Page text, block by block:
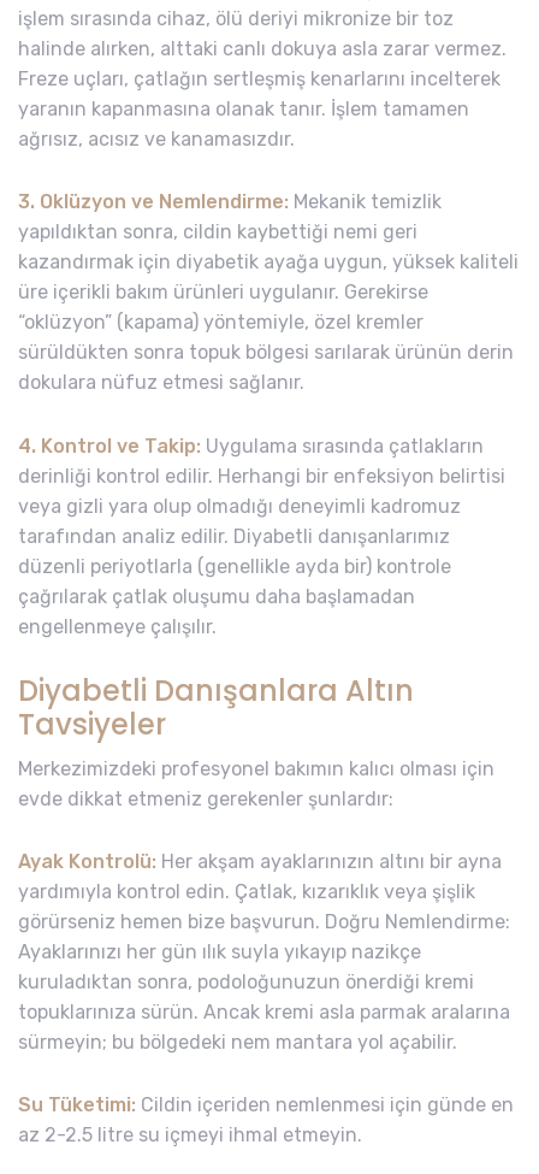
işlem sırasında cihaz, ölü deriyi mikronize bir toz
halinde alırken, alttaki canlı dokuya asla zarar vermez.
Freze uçları, çatlağın sertleşmiş kenarlarını incelterek
yaranın kapanmasına olanak tanır. İşlem tamamen
ağrısız, acısız ve kanamasızdır.
3. Oklüzyon ve Nemlendirme: Mekanik temizlik
yapıldıktan sonra, cildin kaybettiği nemi geri
kazandırmak için diyabetik ayağa uygun, yüksek kaliteli
üre içerikli bakım ürünleri uygulanır. Gerekirse
“oklüzyon” (kapama) yöntemiyle, özel kremler
sürüldükten sonra topuk bölgesi sarılarak ürünün derin
dokulara nüfuz etmesi sağlanır.
4. Kontrol ve Takip: Uygulama sırasında çatlakların
derinliği kontrol edilir. Herhangi bir enfeksiyon belirtisi
veya gizli yara olup olmadığı deneyimli kadromuz
tarafından analiz edilir. Diyabetli danışanlarımız
düzenli periyotlarla (genellikle ayda bir) kontrole
çağrılarak çatlak oluşumu daha başlamadan
engellenmeye çalışılır.
Diyabetli Danışanlara Altın
Tavsiyeler
Merkezimizdeki profesyonel bakımın kalıcı olması için
evde dikkat etmeniz gerekenler şunlardır:
Ayak Kontrolü: Her akşam ayaklarınızın altını bir ayna
yardımıyla kontrol edin. Çatlak, kızarıklık veya şişlik
görürseniz hemen bize başvurun. Doğru Nemlendirme:
Ayaklarınızı her gün ılık suyla yıkayıp nazikçe
kuruladıktan sonra, podoloğunuzun önerdiği kremi
topuklarınıza sürün. Ancak kremi asla parmak aralarına
sürmeyin; bu bölgedeki nem mantara yol açabilir.
Su Tüketimi: Cildin içeriden nemlenmesi için günde en
az 2-2.5 litre su içmeyi ihmal etmeyin.